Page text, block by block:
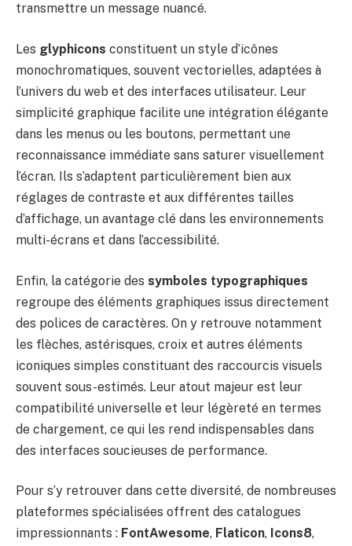
transmettre un message nuancé.
Les glyphicons constituent un style d’icônes
monochromatiques, souvent vectorielles, adaptées à
l’univers du web et des interfaces utilisateur. Leur
simplicité graphique facilite une intégration élégante
dans les menus ou les boutons, permettant une
reconnaissance immédiate sans saturer visuellement
l’écran. Ils s’adaptent particulièrement bien aux
réglages de contraste et aux différentes tailles
d’affichage, un avantage clé dans les environnements
multi-écrans et dans l’accessibilité.
Enfin, la catégorie des symboles typographiques
regroupe des éléments graphiques issus directement
des polices de caractères. On y retrouve notamment
les flèches, astérisques, croix et autres éléments
iconiques simples constituant des raccourcis visuels
souvent sous-estimés. Leur atout majeur est leur
compatibilité universelle et leur légèreté en termes
de chargement, ce qui les rend indispensables dans
des interfaces soucieuses de performance.
Pour s’y retrouver dans cette diversité, de nombreuses
plateformes spécialisées offrent des catalogues
impressionnants : FontAwesome, Flaticon, Icons8,